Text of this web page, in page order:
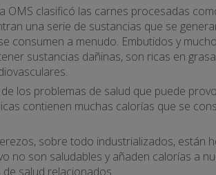
OMS clasificó las carnes procesadas
una serie de sustancias que se
consumen a menudo. Embutidos y
sustancias dañinas, son ricas en
los problemas de salud que puede
contienen muchas calorías que se
sobre todo industrializados, están
no son saludables y añaden calorías a
salud relacionados.